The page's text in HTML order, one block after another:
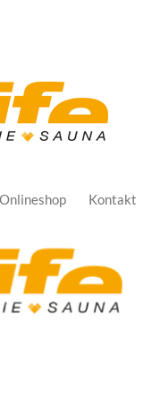
Onlineshop Kontakt